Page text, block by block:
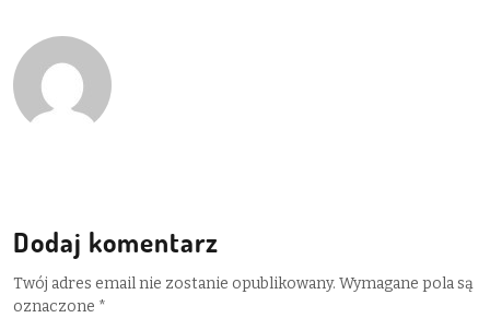
Dodaj komentarz
Twój adres email nie zostanie opublikowany. Wymagane pola są
oznaczone *